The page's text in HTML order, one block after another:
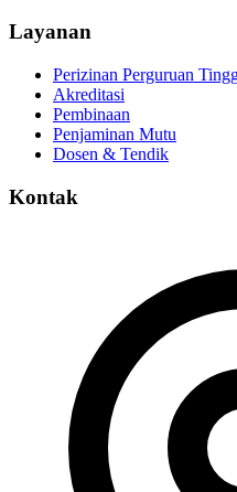
Layanan
Perizinan Perguruan
Akreditasi
Pembinaan
Penjaminan Mutu
Dosen & Tendik
Kontak